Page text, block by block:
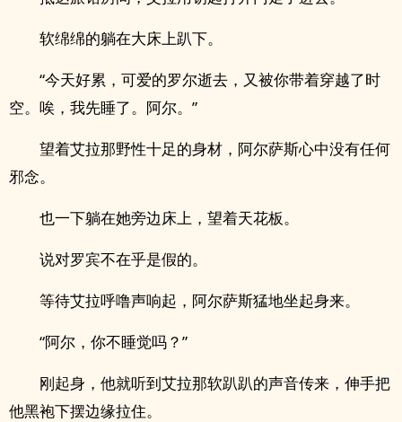
软绵绵的躺在大床上趴下。
“今天好累，可爱的罗尔逝去，又被你带着穿越了时
空。唉，我先睡了。阿尔。”
望着艾拉那野性十足的身材，阿尔萨斯心中没有任何
邪念。
也一下躺在她旁边床上，望着天花板。
说对罗宾不在乎是假的。
等待艾拉呼噜声响起，阿尔萨斯猛地坐起身来。
“阿尔，你不睡觉吗？”
刚起身，他就听到艾拉那软趴趴的声音传来，伸手把
他黑袍下摆边缘拉住。